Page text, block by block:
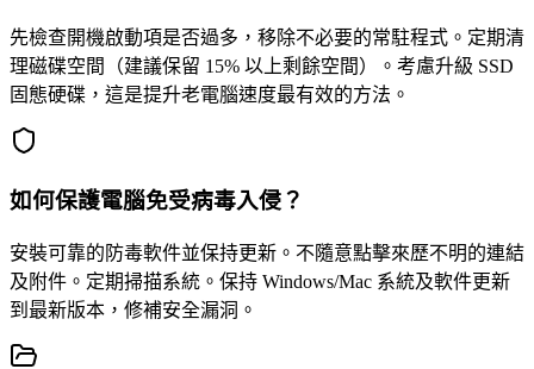
先檢查開機啟動項是否過多，移除不必要的常駐程式。定期清
理磁碟空間（建議保留 15% 以上剩餘空間）。考慮升級 SSD
固態硬碟，這是提升老電腦速度最有效的方法。
如何保護電腦免受病毒入侵？
安裝可靠的防毒軟件並保持更新。不隨意點擊來歷不明的連結
及附件。定期掃描系統。保持 Windows/Mac 系統及軟件更新
到最新版本，修補安全漏洞。